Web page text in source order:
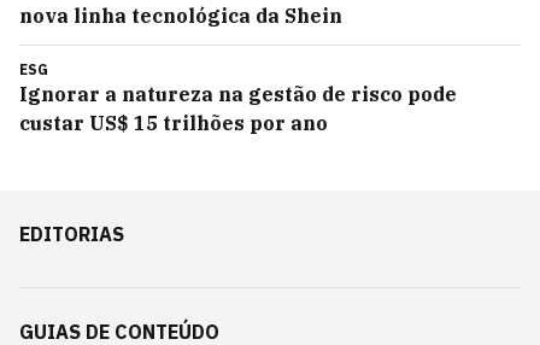
nova linha tecnológica da Shein
ESG
Ignorar a natureza na gestão de risco pode
custar US$ 15 trilhões por ano
EDITORIAS
GUIAS DE CONTEÚDO